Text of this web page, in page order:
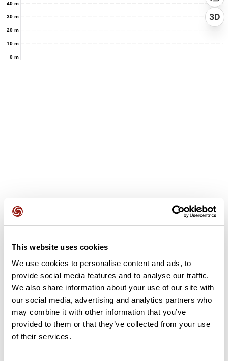
This website uses cookies
We use cookies to personalise content and ads, to
provide social media features and to analyse our traffic.
We also share information about your use of our site with
our social media, advertising and analytics partners who
may combine it with other information that you’ve
provided to them or that they’ve collected from your use
of their services.
0 m
10 m
20 m
30 m
40 m
3D
Ajouter un avis
Découvrez ce parcours de vélo de 87,8 km à proximité de